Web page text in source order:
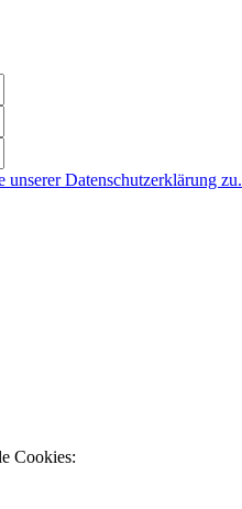
Datenschutzerklärung zu.
Cookies: